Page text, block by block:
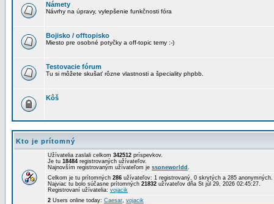
Námety
Návrhy na úpravy, vylepšenie funkčnosti fóra
Bojisko / offtopisko
Miesto pre osobné potyčky a off-topic temy :-)
Testovacie fórum
Tu si môžete skušať rôzne vlastnosti a špeciality phpbb.
Kôš
Kto je prítomný
Užívatelia zaslali celkom 342512 príspevkov.
Je tu 18484 registrovaných užívateľov.
Najnovším registrovaným užívateľom je ssoneworldd .
Celkom je tu prítomných 286 užívateľov: 1 registrovaný, 0 skrytých a 285
Najviac tu bolo súčasne prítomných 21832 užívateľov dňa St júl 29, 2026 02:45:27.
Registrovaní užívatelia: vojacik
2 Users online today: Caesar, vojacik